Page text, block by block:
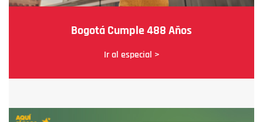
Bogotá Cumple 488 Años
Ir al especial >